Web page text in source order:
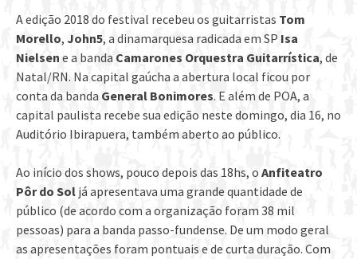
A edição 2018 do festival recebeu os guitarristas Tom
Morello, John5, a dinamarquesa radicada em SP Isa
Nielsen e a banda Camarones Orquestra Guitarrística, de
Natal/RN. Na capital gaúcha a abertura local ficou por
conta da banda General Bonimores. E além de POA, a
capital paulista recebe sua edição neste domingo, dia 16, no
Auditório Ibirapuera, também aberto ao público.
Ao início dos shows, pouco depois das 18hs, o Anfiteatro
Pôr do Sol já apresentava uma grande quantidade de
público (de acordo com a organização foram 38 mil
pessoas) para a banda passo-fundense. De um modo geral
as apresentações foram pontuais e de curta duração. Com